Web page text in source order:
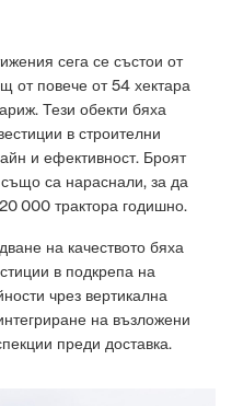
сега се състои от
от повече от 54 хектара
Тези обекти бяха
в строителни
и ефективност. Броят
са нараснали, за да
000 трактора годишно.
на качеството бяха
в подкрепа на
чрез вертикална
на възложени
преди доставка.